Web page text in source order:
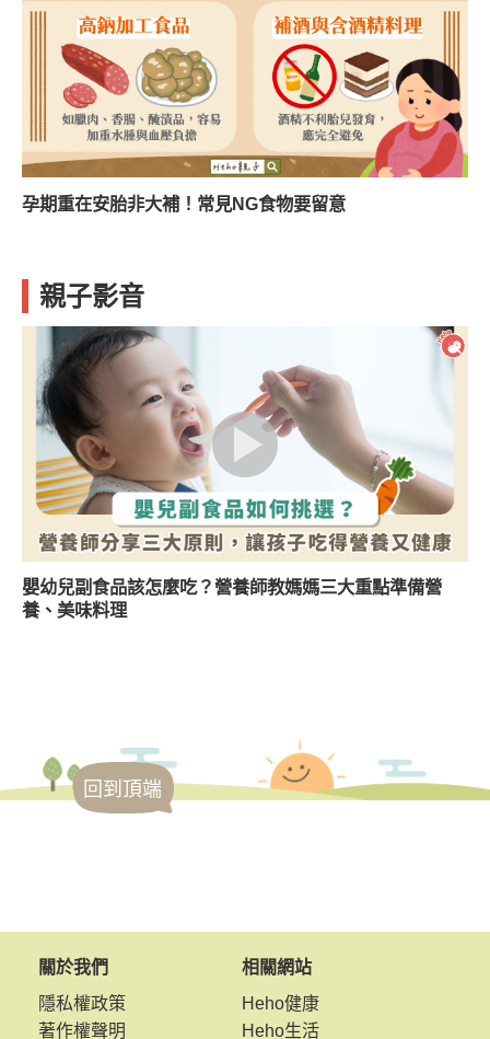
孕期重在安胎非大補！常見NG食物要留意
親子影音
嬰幼兒副食品該怎麼吃？營養師教媽媽三大重點準備營
養、美味料理
回到頂端
關於我們
隱私權政策
著作權聲明
相關網站
Heho健康
Heho生活